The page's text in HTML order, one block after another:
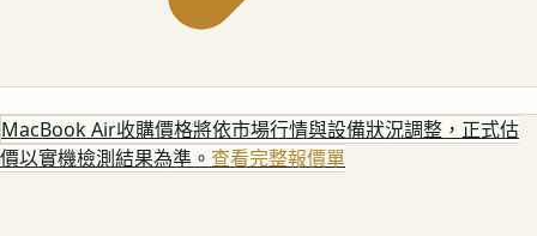
MacBook Air收購價格將依市場行情與設備狀況調整，正式估
價以實機檢測結果為準。 查看完整報價單